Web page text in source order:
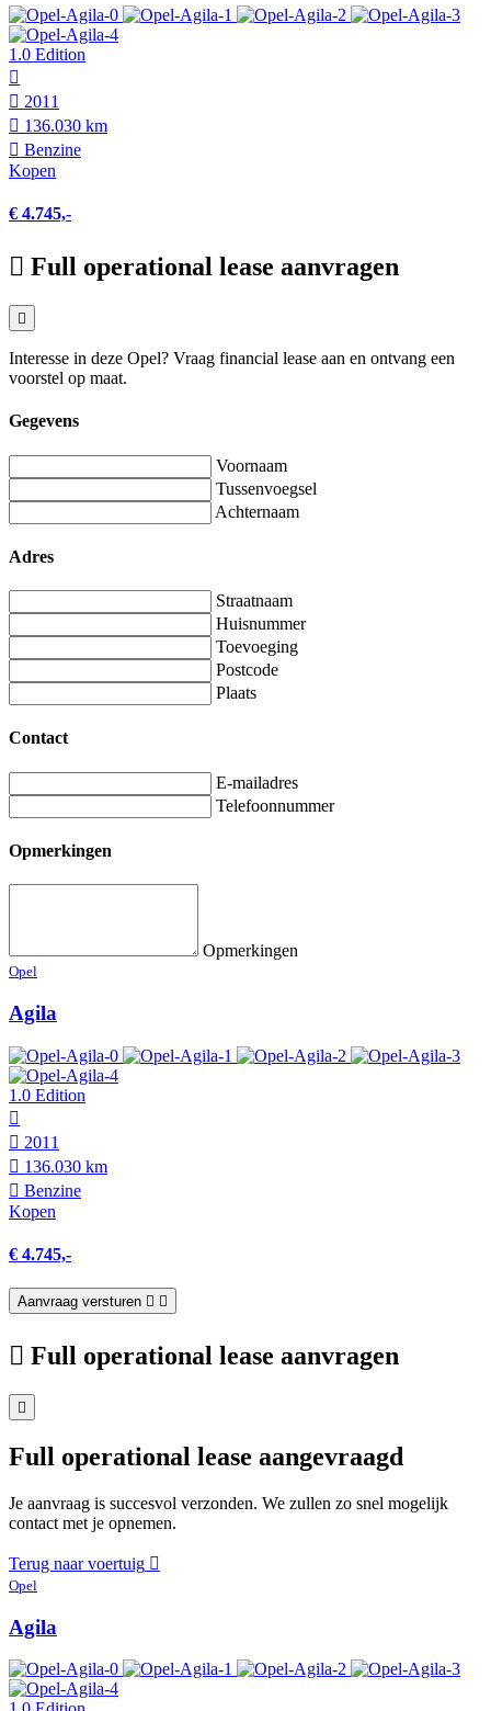
1.0 Edition
2011
136.030 km
Benzine
Kopen
€ 4.745,-
Full operational lease aanvragen
Interesse in deze Opel? Vraag financial lease aan en ontvang een
voorstel op maat.
Gegevens
Voornaam
Tussenvoegsel
Achternaam
Adres
Straatnaam
Huisnummer
Toevoeging
Postcode
Plaats
Contact
E-mailadres
Telefoonnummer
Opmerkingen
Opmerkingen
Opel
Agila
1.0 Edition
2011
136.030 km
Benzine
Kopen
€ 4.745,-
Aanvraag versturen
Full operational lease aanvragen
Full operational lease aangevraagd
Je aanvraag is succesvol verzonden. We zullen zo snel mogelijk
contact met je opnemen.
Terug naar voertuig
Opel
Agila